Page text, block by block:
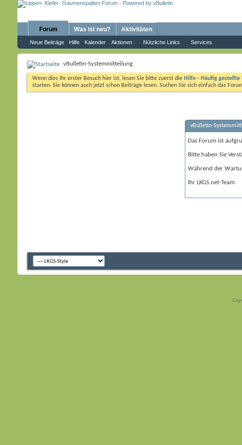
Forum
Neue Beiträge Hilfe Kalender Aktionen Nützliche Links Services
Was ist neu? Aktivitäten
vBulletin-Systemmitteilung
Wenn dies Ihr erster Besuch hier ist, lesen Sie bitte zuerst die Hilfe - Häufig gestellte
starten. Sie können auch jetzt schon Beiträge lesen. Suchen Sie sich einfach das
vBulletin-
Das Forum ist
Bitte haben Sie
Während der
Ihr LKGS.net-Team